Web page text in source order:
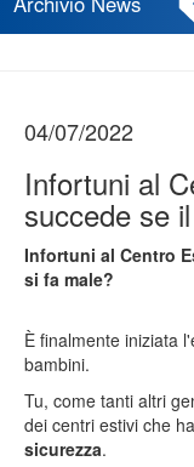
04/07/2022
Infortuni al
succede se
Infortuni al Centro
si fa male?
È finalmente iniziata
bambini.
Tu, come tanti altri
dei centri estivi che
sicurezza.